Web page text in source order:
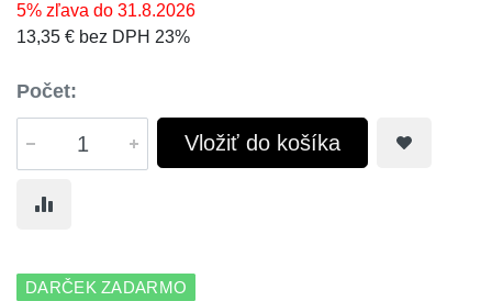
5% zľava do 31.8.2026
13,35 € bez DPH 23%
Počet:
Vložiť do košíka
DARČEK ZADARMO